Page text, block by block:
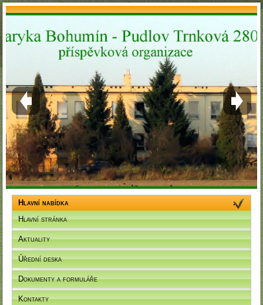
Hlavní nabídka
Hlavní stránka
Aktuality
Úřední deska
Dokumenty a formuláře
Kontakty